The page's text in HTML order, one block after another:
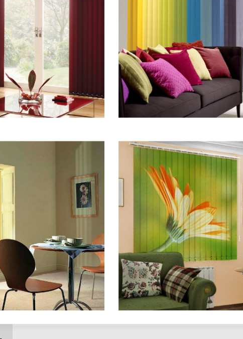
რათა იყოს მყარი, ამასთან, არ იკავებს მტვერს და